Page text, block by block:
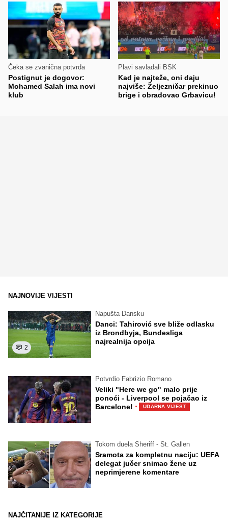
Čeka se zvanična potvrda
Postignut je dogovor:
Mohamed Salah ima novi
klub
Plavi savladali BSK
Kad je najteže, oni daju
najviše: Željezničar prekinuo
brige i obradovao Grbavicu!
NAJNOVIJE VIJESTI
2
Napušta Dansku
Danci: Tahirović sve bliže odlasku
iz Brondbyja, Bundesliga
najrealnija opcija
Potvrdio Fabrizio Romano
Veliki "Here we go" malo prije
ponoći - Liverpool se pojačao iz
Barcelone! · UDARNA VIJEST
Tokom duela Sheriff - St. Gallen
Sramota za kompletnu naciju: UEFA
delegat jučer snimao žene uz
neprimjerene komentare
NAJČITANIJE IZ KATEGORIJE